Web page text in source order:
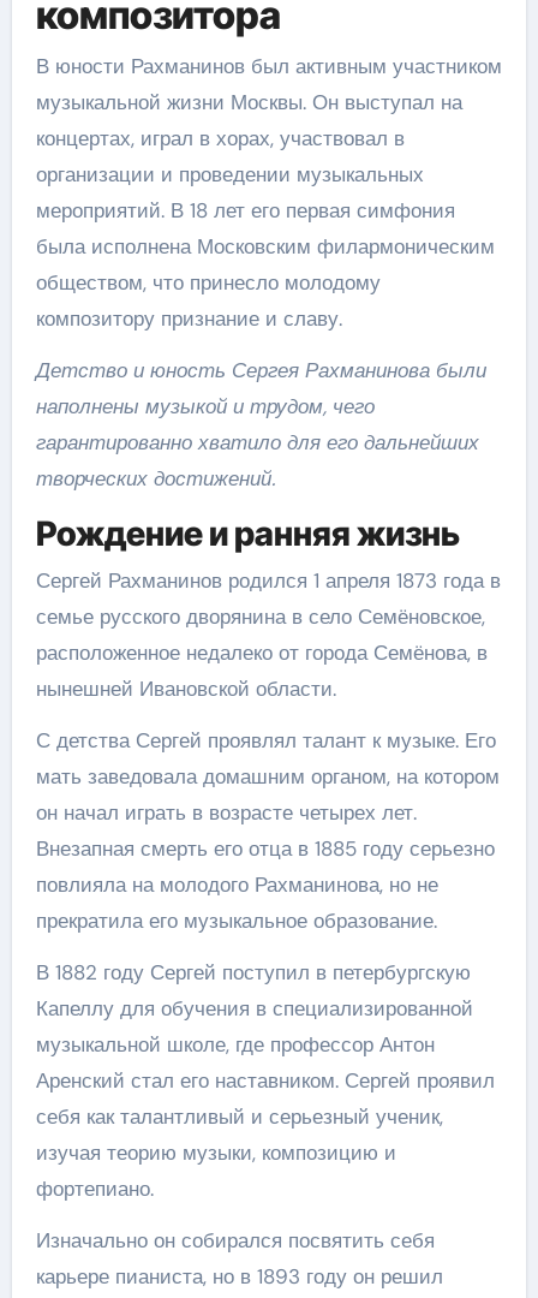
композитора
В юности Рахманинов был активным участником
музыкальной жизни Москвы. Он выступал на
концертах, играл в хорах, участвовал в
организации и проведении музыкальных
мероприятий. В 18 лет его первая симфония
была исполнена Московским филармоническим
обществом, что принесло молодому
композитору признание и славу.
Детство и юность Сергея Рахманинова были
наполнены музыкой и трудом, чего
гарантированно хватило для его дальнейших
творческих достижений.
Рождение и ранняя жизнь
Сергей Рахманинов родился 1 апреля 1873 года в
семье русского дворянина в село Семёновское,
расположенное недалеко от города Семёнова, в
нынешней Ивановской области.
С детства Сергей проявлял талант к музыке. Его
мать заведовала домашним органом, на котором
он начал играть в возрасте четырех лет.
Внезапная смерть его отца в 1885 году серьезно
повлияла на молодого Рахманинова, но не
прекратила его музыкальное образование.
В 1882 году Сергей поступил в петербургскую
Капеллу для обучения в специализированной
музыкальной школе, где профессор Антон
Аренский стал его наставником. Сергей проявил
себя как талантливый и серьезный ученик,
изучая теорию музыки, композицию и
фортепиано.
Изначально он собирался посвятить себя
карьере пианиста, но в 1893 году он решил